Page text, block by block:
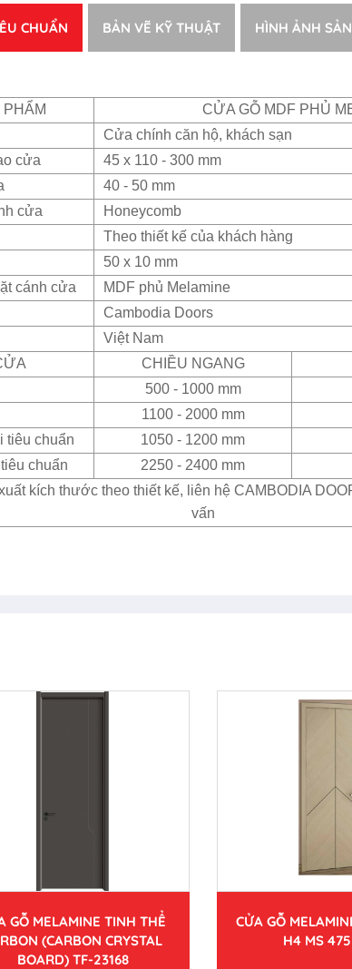
CHUẨN BẢN VẼ KỸ THUẬT HÌNH ẢNH
CỬA GỖ MDF PHỦ
Cửa chính căn hộ, khách sạn
cửa
45 x 110 - 300 mm
40 - 50 mm
cửa
Honeycomb
Theo thiết kế của khách hàng
50 x 10 mm
cánh cửa
MDF phủ Melamine
Cambodia Doors
Việt Nam
CHIỀU NGANG
500 - 1000 mm
1100 - 2000 mm
tiêu chuẩn
1050 - 1200 mm
chuẩn
2250 - 2400 mm
kích thước theo thiết kế, liên hệ CAMBODIA
vấn
GỖ MELAMINE TINH THỂ
(CARBON CRYSTAL
BOARD) TF-23168
CỬA GỖ
H4 MS